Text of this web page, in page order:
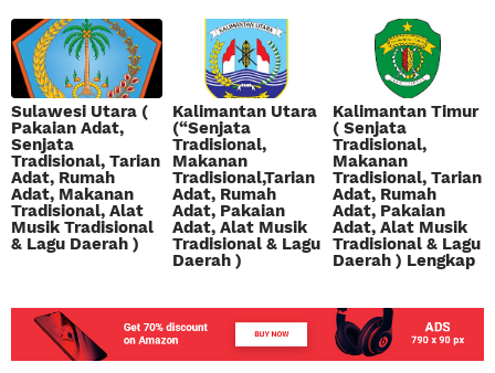
Sulawesi Utara (
Pakaian Adat,
Senjata
Tradisional, Tarian
Adat, Rumah
Adat, Makanan
Tradisional, Alat
Musik Tradisional
& Lagu Daerah )
Kalimantan Utara
(“Senjata
Tradisional,
Makanan
Tradisional,Tarian
Adat, Rumah
Adat, Pakaian
Adat, Alat Musik
Tradisional & Lagu
Daerah )
Kalimantan Timur
( Senjata
Tradisional,
Makanan
Tradisional, Tarian
Adat, Rumah
Adat, Pakaian
Adat, Alat Musik
Tradisional & Lagu
Daerah ) Lengkap